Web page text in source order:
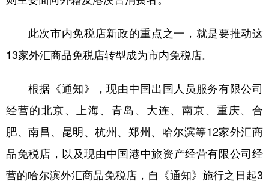
此次市内免税店新政的重点之一，就是要推动这
13家外汇商品免税店转型成为市内免税店。
根据《通知》，现由中国出国人员服务有限公司
经营的北京、上海、青岛、大连、南京、重庆、合
肥、南昌、昆明、杭州、郑州、哈尔滨等12家外汇商
品免税店，以及现由中国港中旅资产经营有限公司经
营的哈尔滨外汇商品免税店，自《通知》施行之日起3